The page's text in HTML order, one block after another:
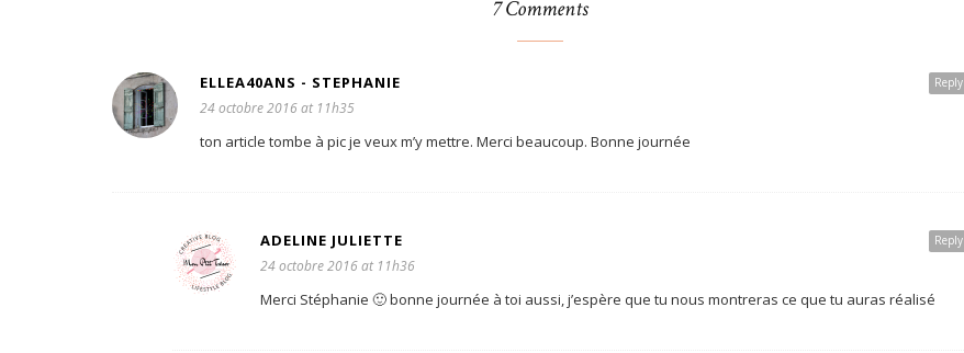
7 Comments
Reply
ELLEA40ANS - STEPHANIE
24 octobre 2016 at 11h35
ton article tombe à pic je veux m’y mettre. Merci beaucoup. Bonne journée
Reply
ADELINE JULIETTE
24 octobre 2016 at 11h36
Merci Stéphanie 🙂 bonne journée à toi aussi, j’espère que tu nous montreras ce que tu auras réalisé